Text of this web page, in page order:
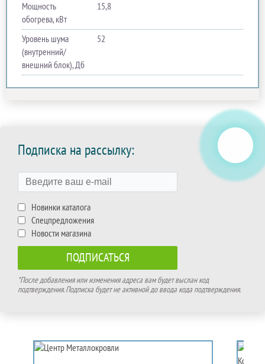
Мощность
обогрева, кВт
15,8
Уровень шума
(внутренний/
внешний блок), Дб
52
Подписка на рассылку:
Новинки каталога
Спецпредложения
Новости магазина
*После добавления или изменения адреса вам будет выслан код
подтверждения. Подписка будет не активной до ввода кода подтверждения.